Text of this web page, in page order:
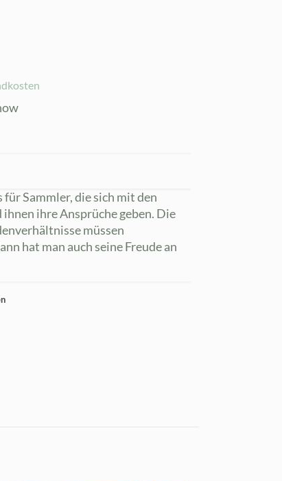
Sammler, die sich mit den
ihre Ansprüche geben. Die
müssen
hat man auch seine Freude an